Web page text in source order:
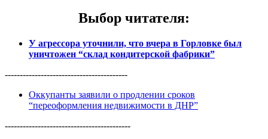
Выбор читателя:
У агрессора уточнили, что вчера в Горловке был
уничтожен “склад кондитерской фабрики”
-----------------------------------------
Оккупанты заявили о продлении сроков
“переоформления недвижимости в ДНР”
------------------------------------------